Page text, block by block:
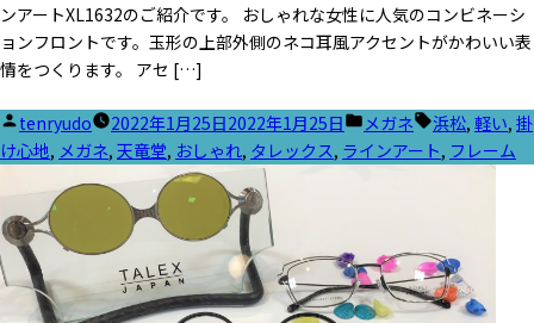
ンアートXL1632のご紹介です。 おしゃれな女性に人気のコンビネーシ
ョンフロントです。玉形の上部外側のネコ耳風アクセントがかわいい表
情をつくります。 アセ […]
投
稿
tenryudo 2022年1月25日2022年1月25日
カ
テ
メガネ
タ
グ:
浜松, 軽い, 掛
け心地, メガネ, 天竜堂, おしゃれ, タレックス, ラインアート, フレーム